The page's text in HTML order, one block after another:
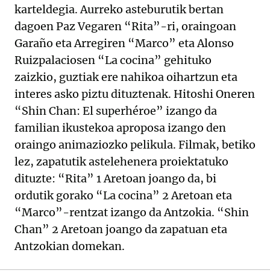
karteldegia. Aurreko asteburutik bertan
dagoen Paz Vegaren “Rita”-ri, oraingoan
Garaño eta Arregiren “Marco” eta Alonso
Ruizpalaciosen “La cocina” gehituko
zaizkio, guztiak ere nahikoa oihartzun eta
interes asko piztu dituztenak. Hitoshi Oneren
“Shin Chan: El superhéroe” izango da
familian ikustekoa aproposa izango den
oraingo animaziozko pelikula. Filmak, betiko
lez, zapatutik astelehenera proiektatuko
dituzte: “Rita” 1 Aretoan joango da, bi
ordutik gorako “La cocina” 2 Aretoan eta
“Marco”-rentzat izango da Antzokia. “Shin
Chan” 2 Aretoan joango da zapatuan eta
Antzokian domekan.